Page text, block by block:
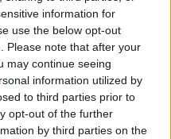
information for
use the below opt-out
Please note that after your
may continue seeing
information utilized by
to third parties prior to
opt-out of the further
by third parties on the
finomítói marzsok
a 40 dollár körül
sem kedvez az
is új éves prognózist